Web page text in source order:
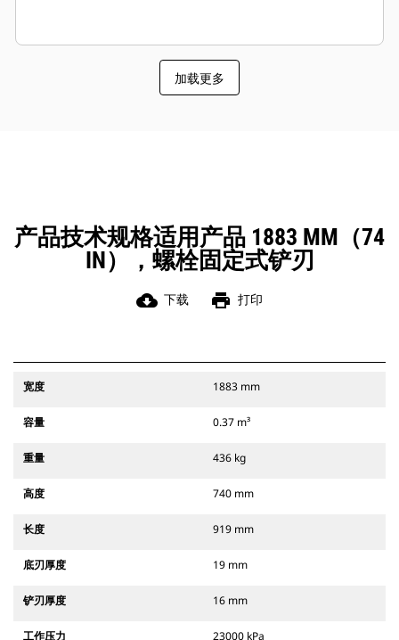
加载更多
产品技术规格适用产品 1883 MM（74
IN），螺栓固定式铲刃
cloud_download 下载 print 打印
宽度 1883 mm
容量 0.37 m³
重量 436 kg
高度 740 mm
长度 919 mm
底刃厚度 19 mm
铲刃厚度 16 mm
工作压力 23000 kPa